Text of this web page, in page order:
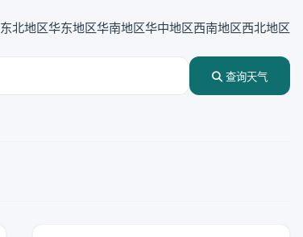
东北地区华东地区华南地区华中地区西南地区西北地区
查询天气